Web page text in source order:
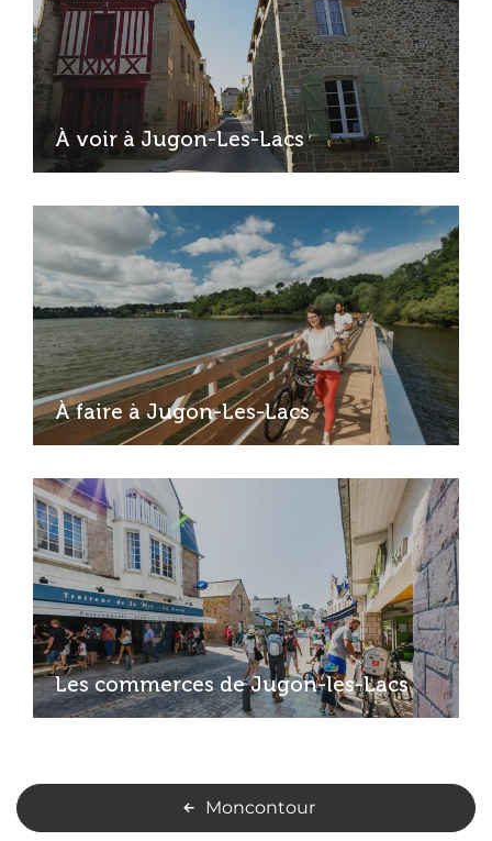
À voir à Jugon-Les-Lacs
À faire à Jugon-Les-Lacs
Les commerces de Jugon-les-Lacs
Moncontour